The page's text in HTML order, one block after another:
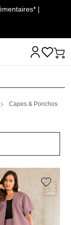
|
Capes & Ponchos
polaire